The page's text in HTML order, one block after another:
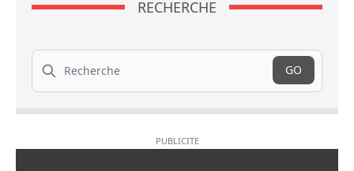
RECHERCHE
Recherche
GO